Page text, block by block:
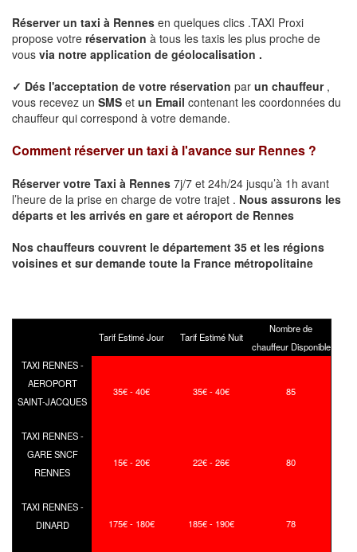
Réserver un taxi à Rennes en quelques clics .TAXI Proxi
propose votre réservation à tous les taxis les plus proche de
vous via notre application de géolocalisation .
✓ Dés l'acceptation de votre réservation par un chauffeur ,
vous recevez un SMS et un Email contenant les coordonnées du
chauffeur qui correspond à votre demande.
Comment réserver un taxi à l'avance sur Rennes ?
Réserver votre Taxi à Rennes 7j/7 et 24h/24 jusqu’à 1h avant
l’heure de la prise en charge de votre trajet . Nous assurons les
départs et les arrivés en gare et aéroport de Rennes
Nos chauffeurs couvrent le département 35 et les régions
voisines et sur demande toute la France métropolitaine
Tarif Estimé Jour Tarif Estimé Nuit
Nombre de
chauffeur Disponible
TAXI RENNES -
AEROPORT
SAINT-JACQUES
35€ - 40€ 35€ - 40€ 85
TAXI RENNES -
GARE SNCF
RENNES
15€ - 20€ 22€ - 26€ 80
TAXI RENNES -
DINARD
175€ - 180€ 185€ - 190€ 78